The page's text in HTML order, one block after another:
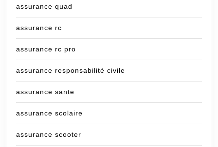
assurance quad
assurance rc
assurance rc pro
assurance responsabilité civile
assurance sante
assurance scolaire
assurance scooter